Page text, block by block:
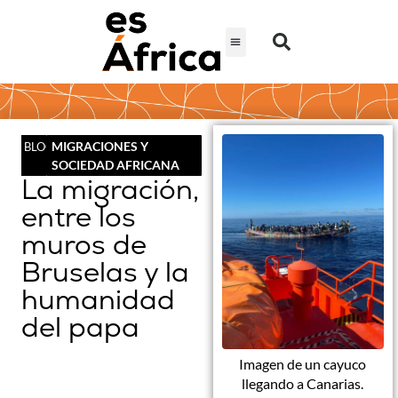
BLOGMIGRACIONES Y
SOCIEDAD AFRICANA
La migración,
entre los
muros de
Bruselas y la
humanidad
del papa
Imagen de un cayuco
llegando a Canarias.